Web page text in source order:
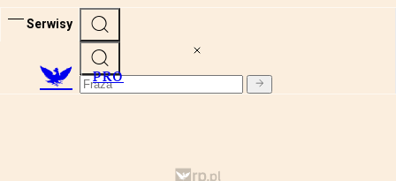
Serwisy
PRO